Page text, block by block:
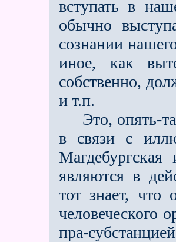
вступать в
обычно
сознании
иное, как
собственно,
и т.п.
Это, опять-
в связи с
являются в
тот знает, что
человеческого
пра-